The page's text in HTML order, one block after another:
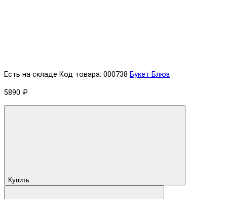
Есть на складе Код товара: 000738 Букет Блюз
5890 ₽
Купить